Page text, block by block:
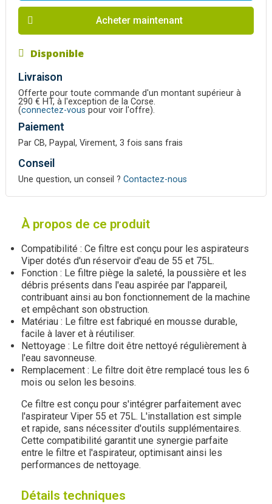
Acheter maintenant
Disponible
Livraison
Offerte pour toute commande d'un montant supérieur à
290 € HT, à l'exception de la Corse.
(connectez-vous pour voir l'offre).
Paiement
Par CB, Paypal, Virement, 3 fois sans frais
Conseil
Une question, un conseil ? Contactez-nous
À propos de ce produit
Compatibilité : Ce filtre est conçu pour les aspirateurs
Viper dotés d'un réservoir d'eau de 55 et 75L.
Fonction : Le filtre piège la saleté, la poussière et les
débris présents dans l'eau aspirée par l'appareil,
contribuant ainsi au bon fonctionnement de la machine
et empêchant son obstruction.
Matériau : Le filtre est fabriqué en mousse durable,
facile à laver et à réutiliser.
Nettoyage : Le filtre doit être nettoyé régulièrement à
l'eau savonneuse.
Remplacement : Le filtre doit être remplacé tous les 6
mois ou selon les besoins.
Ce filtre est conçu pour s'intégrer parfaitement avec
l'aspirateur Viper 55 et 75L. L'installation est simple
et rapide, sans nécessiter d'outils supplémentaires.
Cette compatibilité garantit une synergie parfaite
entre le filtre et l'aspirateur, optimisant ainsi les
performances de nettoyage.
Détails techniques